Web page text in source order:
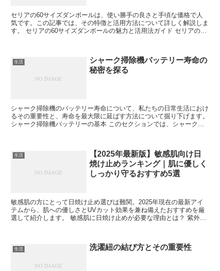
セリアの60サイズダンボールは、使い勝手の良さと手頃な価格で人
気です。この記事では、その特徴と活用方法について詳しく解説しま
す。 セリアの60サイズダンボールの魅力と活用法ガイド セリアの60
生活
シャーク掃除機バッテリー寿命の
秘密を探る
シャーク掃除機のバッテリー寿命について、私たちの日常生活におけ
るその重要性と、寿命を最大限に延ばす方法について掘り下げます。
シャーク掃除機バッテリーの基本 このセクションでは、シャーク掃
生活
【2025年最新版】敏感肌向け日
焼け止めランキング｜肌に優しく
しっかり守るおすすめ5選
敏感肌の方にとって日焼け止め選びは難関。2025年現在の最新アイ
テムから、肌への優しさとUVカット効果を兼ね備えたおすすめを厳
選して紹介します。 敏感肌に日焼け止めが必要な理由とは？ 紫外線
生活 洗濯紐の結び方とその重要性